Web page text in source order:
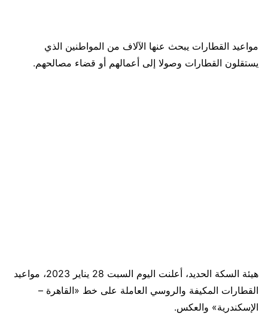
مواعيد القطارات يبحث عنها الآلاف من المواطنين الذي
يستقلون القطارات وصولا إلى أعمالهم أو قضاء مصالحهم.
هيئة السكة الحديد، أعلنت اليوم السبت 28 يناير 2023، مواعيد
القطارات المكيفة والروسي العاملة على خط «القاهرة –
الإسكندرية» والعكس.